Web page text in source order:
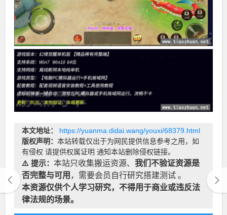
本文地址：
https://yuanma.didai.wang/youxi/68379.html
版权声明： 本站转载仅出于为网民提供信息参考之用，如
有侵权 请提供权属证明 通知本站删除侵权链接。
⚠️ 提示： 本站只收集搬运资源、 我们不验证资源是
否完整与可用 ，需要会员自行研究搭建测试 。
本资源仅供个人学习研究，不得用于商业或违反法
律法规的场景。